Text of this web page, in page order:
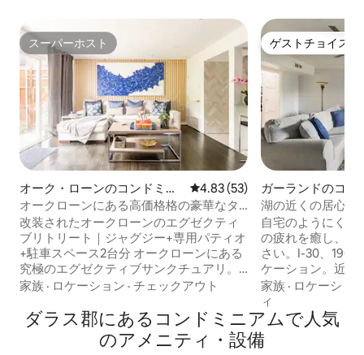
スーパーホスト
スーパーホスト
オーク・ローンのコンドミニ
アム
レビュー53件、5つ星中4.83つ
4.83 (53)
オークローンにある高価格格の豪華なタ
ウンハウス
改装されたオークローンのエグゼクティ
ブリトリート｜ジャグジー+専用パティオ
+駐車スペース2台分 オークローンにある
究極のエグゼクティブサンクチュアリ。
30日以上の滞在用に改装された、ハイラ
いたモダンなインテリア、キングスイー
ト、エンタープライズメッシュWi-Fiを備
えています。外に出ると、新しいホット
家族 · ロケーション · チェックアウト
ゲストチョイス
ゲストチョイス
ガーランドのコン
湖の近くの居心地
（屋根付き駐車ス
自宅のようにくつ
の疲れを癒し、ご
さい。I-30、190
ケーション。近く
トランがあります
プテンズコーブ
ります。バスショ
ます。 スマートROKUテレビ3台（各寝室
とリビングルーム
家族 · ロケーショ
ィ
ダラス郡にあるコンドミニアムで人気
のアメニティ・設備